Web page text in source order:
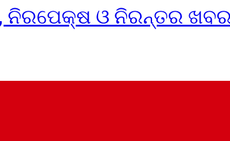
ନିରପେକ୍ଷ ଓ ନିରନ୍ତର